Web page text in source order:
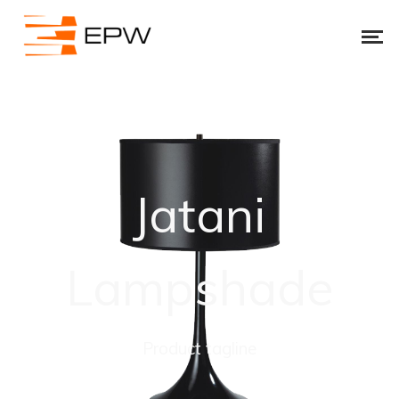
Jatani
Lampshade
Product tagline